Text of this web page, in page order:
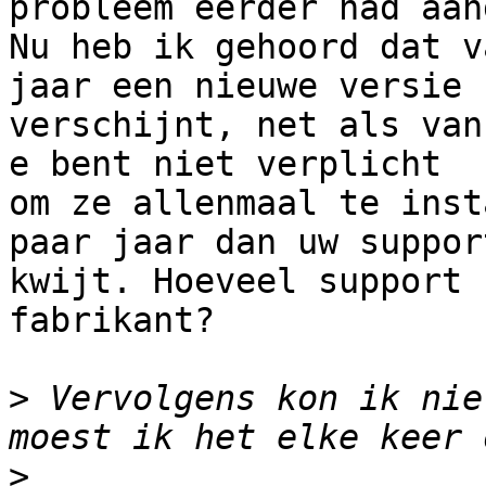
probleem eerder had
Nu heb ik gehoord dat
jaar een nieuwe versie
verschijnt, net als van
e bent niet verplicht
om ze allenmaal te
paar jaar dan uw
kwijt. Hoeveel
fabrikant?
> Vervolgens kon ik
>